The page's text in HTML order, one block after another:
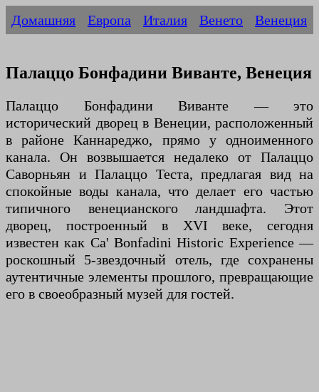
Домашняя Европа Италия Венето Венеция
Палаццо Бонфадини Виванте, Венеция
Палаццо Бонфадини Виванте — это
исторический дворец в Венеции, расположенный
в районе Каннареджо, прямо у одноименного
канала. Он возвышается недалеко от Палаццо
Саворньян и Палаццо Теста, предлагая вид на
спокойные воды канала, что делает его частью
типичного венецианского ландшафта. Этот
дворец, построенный в XVI веке, сегодня
известен как Ca' Bonfadini Historic Experience —
роскошный 5-звездочный отель, где сохранены
аутентичные элементы прошлого, превращающие
его в своеобразный музей для гостей.